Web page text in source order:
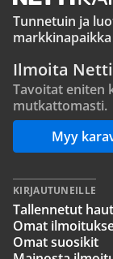
Tunnetuin ja
markkinapaikka
Ilmoita
Tavoitat eniten
mutkattomasti.
Myy
KIRJAUTUNEILLE
Tallennetut haut
Omat
Omat suosikit